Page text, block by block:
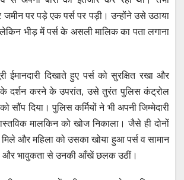
पर पड़े एक पर्स पर पड़ी। उन्होंने उसे उठाया
भीड़ में पर्स के असली मालिक का पता लगाना
ईमानदारी दिखाते हुए पर्स को सुरक्षित रखा और
के दर्शन करने के उपरांत, उसे तुरंत पुलिस कंट्रोल
सौंप दिया। पुलिस कर्मियों ने भी अपनी जिम्मेदारी
मालकिन को खोज निकाला। जैसे ही दोनों
और महिला को उसका खोया हुआ पर्स व सामान
और भावुकता से उनकी आँखें छलक उठीं।